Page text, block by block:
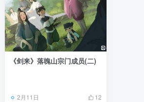
《剑来》落魄山宗门成员(二)
2月11日 12